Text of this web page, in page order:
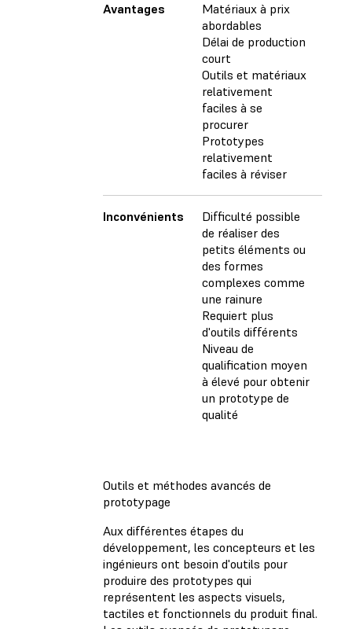
Avantages
Matériaux à prix
abordables
Délai de production
court
Outils et matériaux
relativement
faciles à se
procurer
Prototypes
relativement
faciles à réviser
Inconvénients
Difficulté possible
de réaliser des
petits éléments ou
des formes
complexes comme
une rainure
Requiert plus
d'outils différents
Niveau de
qualification moyen
à élevé pour obtenir
un prototype de
qualité
Outils et méthodes avancés de
prototypage
Aux différentes étapes du
développement, les concepteurs et les
ingénieurs ont besoin d'outils pour
produire des prototypes qui
représentent les aspects visuels,
tactiles et fonctionnels du produit final.